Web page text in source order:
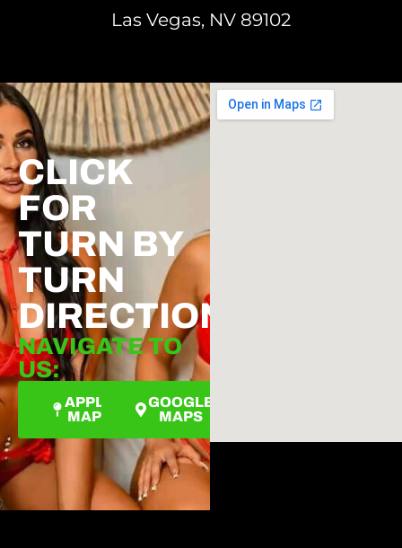
Las Vegas, NV 89102
CLICK
FOR
TURN BY
TURN
DIRECTIONS
NAVIGATE TO
US:
APPLE
MAPS
GOOGLE
MAPS